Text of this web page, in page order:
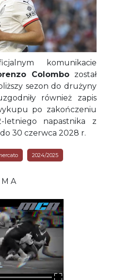
komunikacie
Colombo został
sezon do drużyny
również zapis
po zakończeniu
letniego napastnika z
30 czerwca 2028 r.
2024/2025
M A